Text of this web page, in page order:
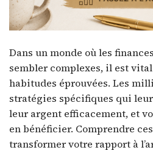
Dans un monde où les
sembler complexes, il est
habitudes éprouvées. Les
stratégies spécifiques qui
leur argent efficacement, et
en bénéficier. Comprendre
transformer votre rapport à